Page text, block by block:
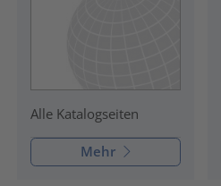
Alle Katalogseiten
Mehr